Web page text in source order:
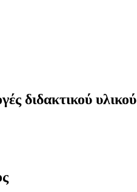
διδακτικού υλικού